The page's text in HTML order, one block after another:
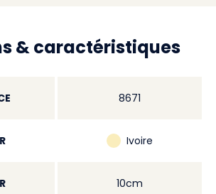
& caractéristiques
8671
Ivoire
10cm